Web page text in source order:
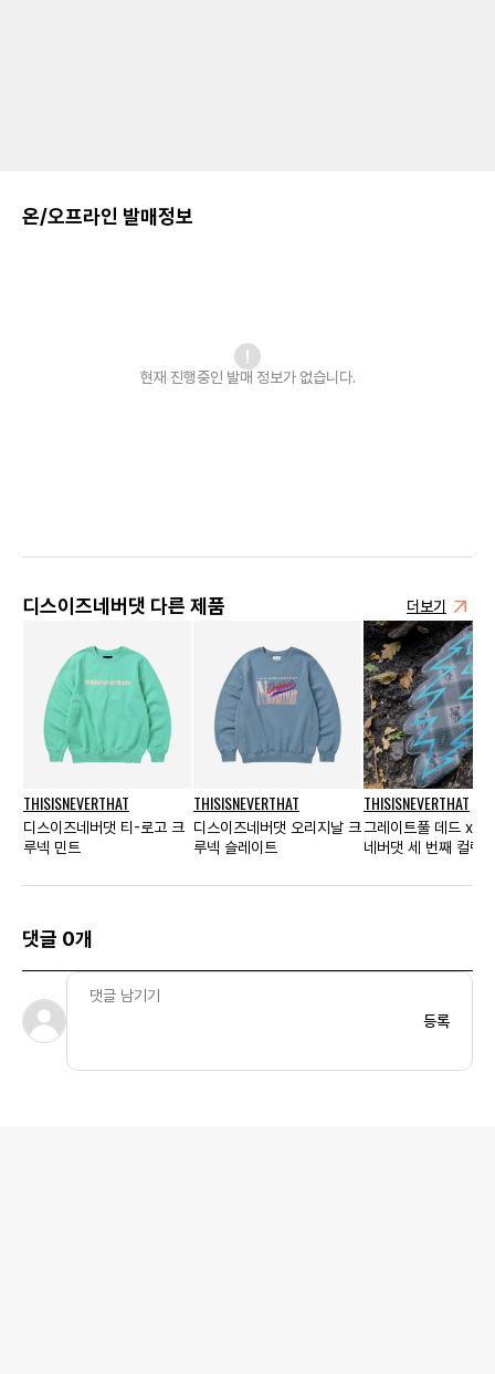
온/오프라인 발매정보
현재 진행중인 발매 정보가 없습니다.
디스이즈네버댓 다른 제품 더보기
THISISNEVERTHAT
디스이즈네버댓 티-로고 크
루넥 민트
THISISNEVERTHAT
디스이즈네버댓 오리지날 크
루넥 슬레이트
THISISNEVERTHAT
그레이트풀 데드 x 디
네버댓 세 번째 컬렉션
댓글 0개
등록